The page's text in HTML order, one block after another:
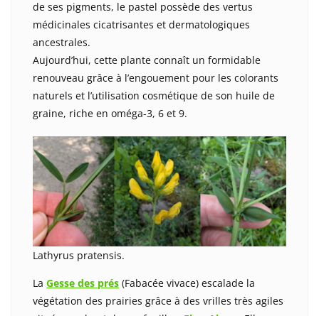
de ses pigments, le pastel possède des vertus
médicinales cicatrisantes et dermatologiques
ancestrales.
Aujourd’hui, cette plante connaît un formidable
renouveau grâce à l’engouement pour les colorants
naturels et l’utilisation cosmétique de son huile de
graine, riche en oméga-3, 6 et 9.
Lathyrus pratensis.
La Gesse des prés (Fabacée vivace) escalade la
végétation des prairies grâce à des vrilles très agiles